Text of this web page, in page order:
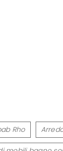
Rho